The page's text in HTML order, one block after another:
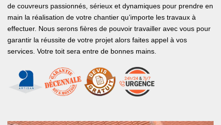
de couvreurs passionnés, sérieux et dynamiques pour prendre en
main la réalisation de votre chantier qu’importe les travaux à
effectuer. Nous serons fières de pouvoir travailler avec vous pour
garantir la réussite de votre projet alors faites appel à vos
services. Votre toit sera entre de bonnes mains.